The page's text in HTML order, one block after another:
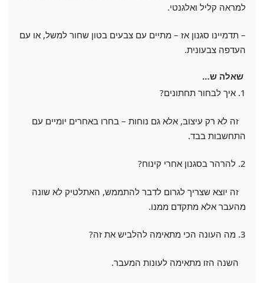
למראה קליל ואלגנטי.
– תדמיינו סגנון אז – מתיים עם צבעים בטון שחור למשל, או עם
העדפה צבעונית.
שאלה ש…
1. איך לבחור תחתונים?
זה לא רק עיצוב, אלא גם נוחות – בחרו באחרים יומיים עם
התחשבות בבד.
2. להרהר בסגנון אחרי קינוח?
זה יוצא שצריך לגרום לדבר להתממש, האתלטיק לא שונה
מהעבר אלא מתקדם ממנו.
3. מה העונה הכי מתאימה להלביש את זה?
השנה הזו מתאימה לעונות המעבר.